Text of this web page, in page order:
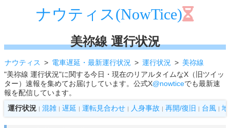
ナウティス(NowTice)
美祢線 運行状況
ナウティス 電車遅延・最新運行状況 運行状況
美祢線
"美祢線 運行状況"に関する今日・現在のリアルタイムなX（旧ツイッ
ター）速報を集めてお届けしています。公式X@nowticeでも最新速
報を配信しています。
運行状況
混雑 遅延 運転見合わせ 人身事故 再開/復旧 台風